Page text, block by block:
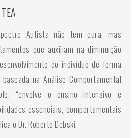
Autista não tem cura, mas
que auxiliam na diminuição
do indivíduo de forma
na Análise Comportamental
“envolve o ensino intensivo e
essenciais, comportamentais
o Dr. Roberto Debski.